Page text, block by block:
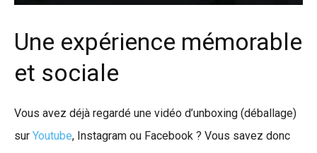
Une expérience mémorable
et sociale
Vous avez déjà regardé une vidéo d’unboxing (déballage)
sur Youtube, Instagram ou Facebook ? Vous savez donc